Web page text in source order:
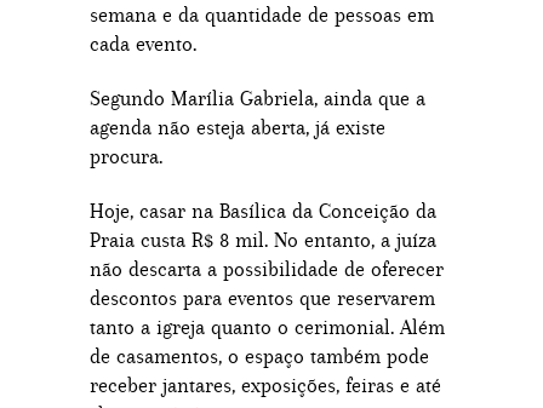
semana e da quantidade de pessoas em
cada evento.
Segundo Marília Gabriela, ainda que a
agenda não esteja aberta, já existe
procura.
Hoje, casar na Basílica da Conceição da
Praia custa R$ 8 mil. No entanto, a juíza
não descarta a possibilidade de oferecer
descontos para eventos que reservarem
tanto a igreja quanto o cerimonial. Além
de casamentos, o espaço também pode
receber jantares, exposições, feiras e até